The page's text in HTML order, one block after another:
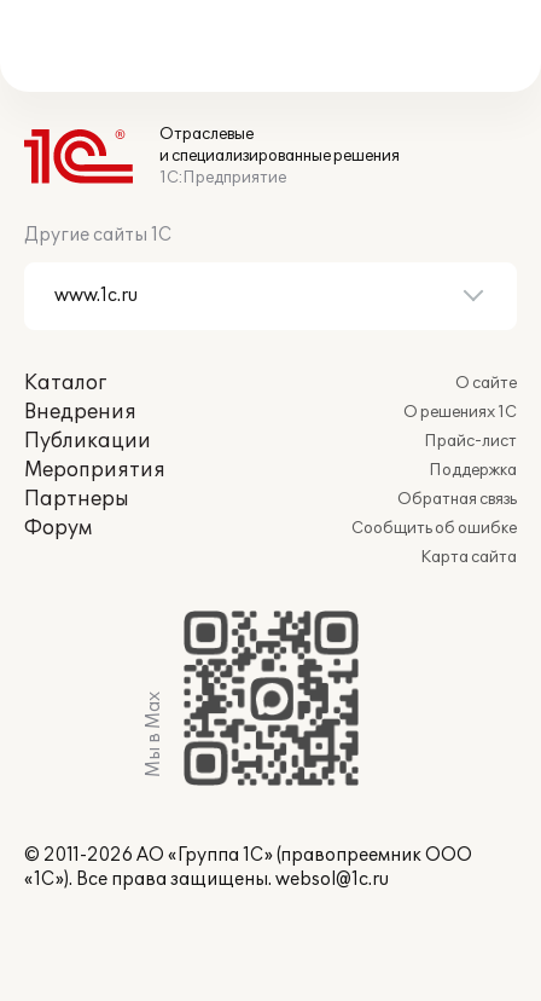
Отраслевые
и специализированные решения
1С:Предприятие
Другие сайты 1С
Каталог
Внедрения
Публикации
Мероприятия
Партнеры
Форум
О сайте
О решениях 1С
Прайс-лист
Поддержка
Обратная связь
Сообщить об ошибке
Карта сайта
Мы в Max
© 2011-2026 АО «Группа 1С» (правопреемник ООО
«1С»). Все права защищены. websol@1c.ru